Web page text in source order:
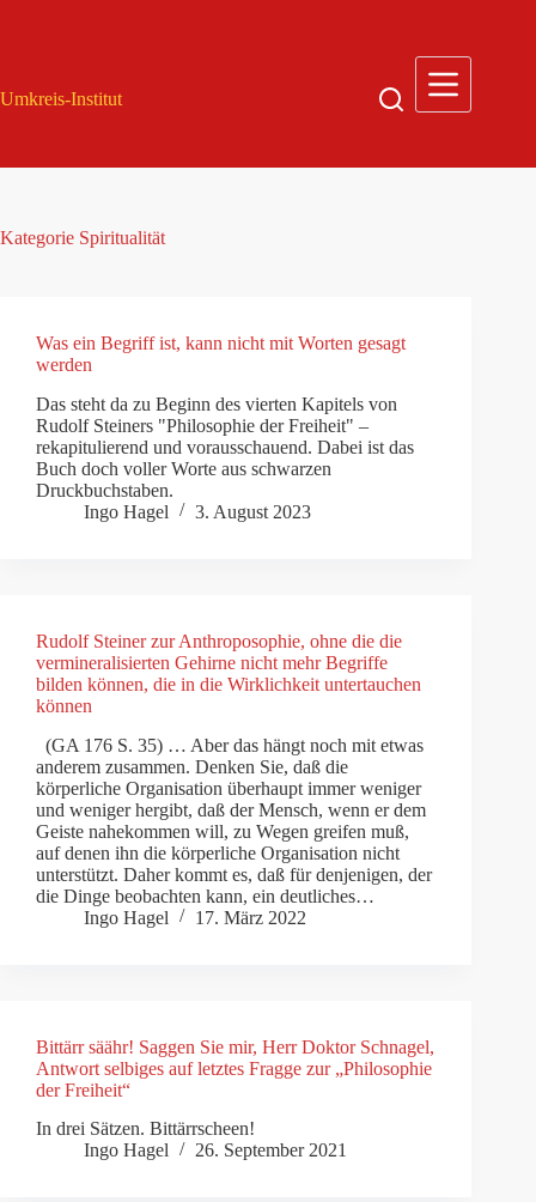
Umkreis-Institut
Kategorie Spiritualität
Was ein Begriff ist, kann nicht mit Worten gesagt
werden
Das steht da zu Beginn des vierten Kapitels von
Rudolf Steiners "Philosophie der Freiheit" –
rekapitulierend und vorausschauend. Dabei ist das
Buch doch voller Worte aus schwarzen
Druckbuchstaben.
Ingo Hagel
3. August 2023
Rudolf Steiner zur Anthroposophie, ohne die die
vermineralisierten Gehirne nicht mehr Begriffe
bilden können, die in die Wirklichkeit untertauchen
können
(GA 176 S. 35) … Aber das hängt noch mit etwas
anderem zusammen. Denken Sie, daß die
körperliche Organisation überhaupt immer weniger
und weniger hergibt, daß der Mensch, wenn er dem
Geiste nahekommen will, zu Wegen greifen muß,
auf denen ihn die körperliche Organisation nicht
unterstützt. Daher kommt es, daß für denjenigen, der
die Dinge beobachten kann, ein deutliches…
Ingo Hagel
17. März 2022
Bittärr säähr! Saggen Sie mir, Herr Doktor Schnagel,
Antwort selbiges auf letztes Fragge zur „Philosophie
der Freiheit“
In drei Sätzen. Bittärrscheen!
Ingo Hagel
26. September 2021